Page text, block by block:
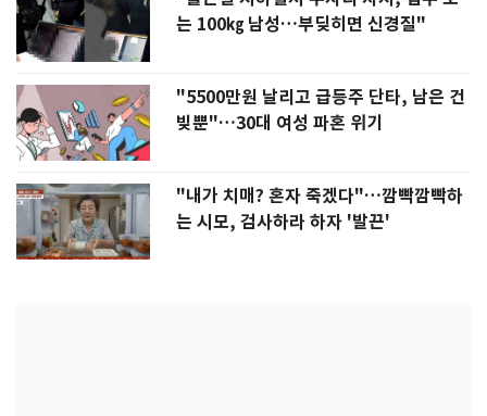
는 100㎏ 남성…부딪히면 신경질"
"5500만원 날리고 급등주 단타, 남은 건
빚뿐"…30대 여성 파혼 위기
"내가 치매? 혼자 죽겠다"…깜빡깜빡하
는 시모, 검사하라 하자 '발끈'